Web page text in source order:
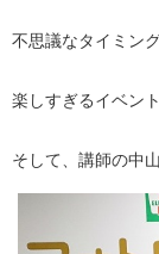
不思議なタイミン
楽しすぎるイベン
そして、講師の中